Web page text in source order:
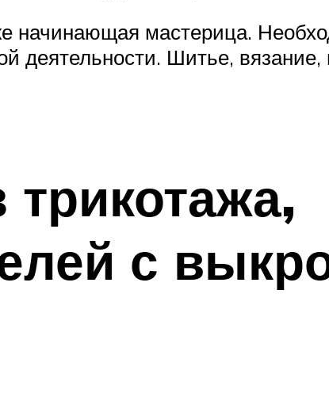
начинающая мастерица.
деятельности. Шитье,
с